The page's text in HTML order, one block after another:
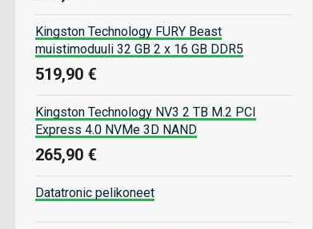
Kingston Technology FURY Beast
muistimoduuli 32 GB 2 x 16 GB DDR5
519,90 €
Kingston Technology NV3 2 TB M.2 PCI
Express 4.0 NVMe 3D NAND
265,90 €
Datatronic pelikoneet